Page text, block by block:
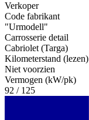
Verkoper
Code fabrikant
"Urmodell"
Carrosserie detail
Cabriolet (Targa)
Kilometerstand (lezen)
Niet voorzien
Vermogen (kW/pk)
92 / 125